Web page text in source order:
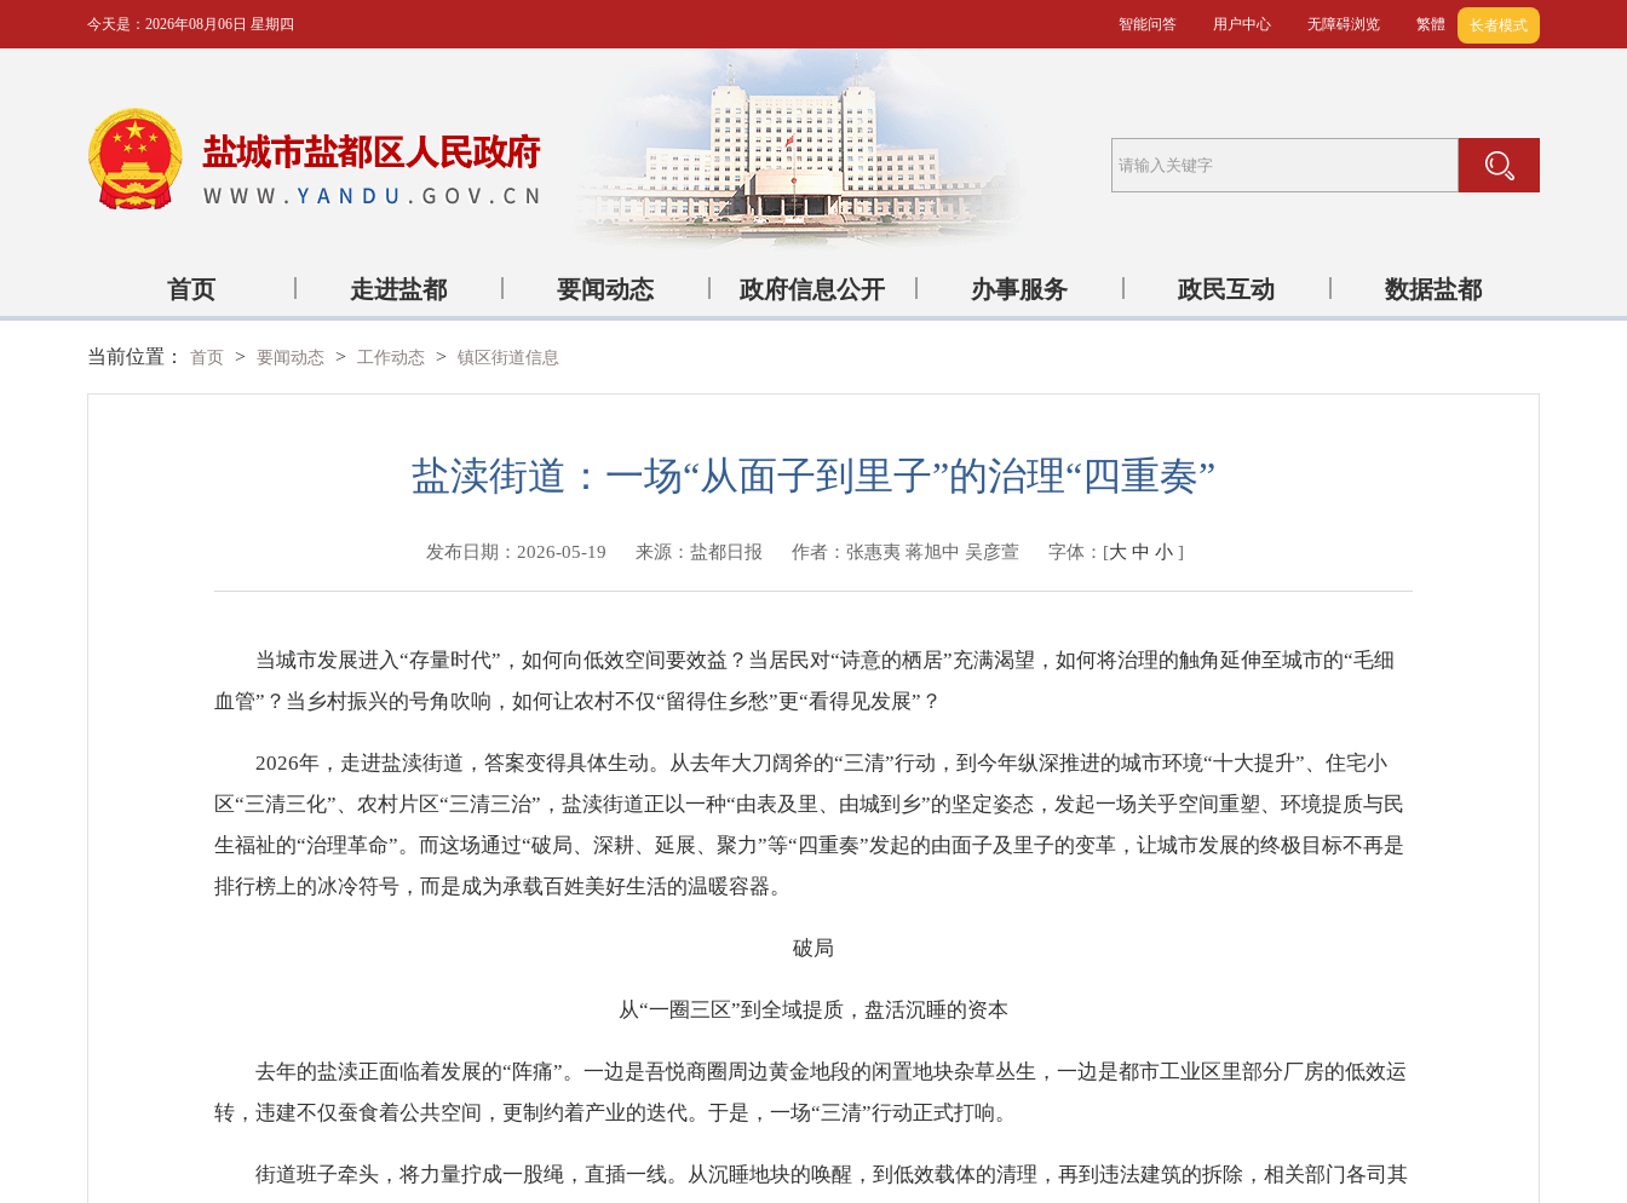
智能问答 用户中心 无障碍浏览 繁體 长者模式
今天是： 2026年08月06日 星期四
首页 走进盐都 要闻动态 政府信息公开 办事服务 政民互动 数据盐都
当前位置： 首页 > 要闻动态 > 工作动态 > 镇区街道信息
盐渎街道：一场“从面子到里子”的治理“四重奏”
发布日期：2026-05-19 来源：盐都日报 作者：张惠夷 蒋旭中 吴彦萱 字体：[大 中 小]
当城市发展进入“存量时代”，如何向低效空间要效益？当居民对“诗意的栖居”充满渴望，如何将治理的触角延伸至城市的“毛细
血管”？当乡村振兴的号角吹响，如何让农村不仅“留得住乡愁”更“看得见发展”？
2026年，走进盐渎街道，答案变得具体生动。从去年大刀阔斧的“三清”行动，到今年纵深推进的城市环境“十大提升”、住宅小
区“三清三化”、农村片区“三清三治”，盐渎街道正以一种“由表及里、由城到乡”的坚定姿态，发起一场关乎空间重塑、环境提质与民
生福祉的“治理革命”。而这场通过“破局、深耕、延展、聚力”等“四重奏”发起的由面子及里子的变革，让城市发展的终极目标不再是
排行榜上的冰冷符号，而是成为承载百姓美好生活的温暖容器。
破局
从“一圈三区”到全域提质，盘活沉睡的资本
去年的盐渎正面临着发展的“阵痛”。一边是吾悦商圈周边黄金地段的闲置地块杂草丛生，一边是都市工业区里部分厂房的低效运
转，违建不仅蚕食着公共空间，更制约着产业的迭代。于是，一场“三清”行动正式打响。
街道班子牵头，将力量拧成一股绳，直插一线。从沉睡地块的唤醒，到低效载体的清理，再到违法建筑的拆除，相关部门各司其